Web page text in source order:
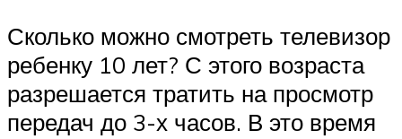
Сколько можно смотреть телевизор
ребенку 10 лет? С этого возраста
разрешается тратить на просмотр
передач до 3-х часов. В это время